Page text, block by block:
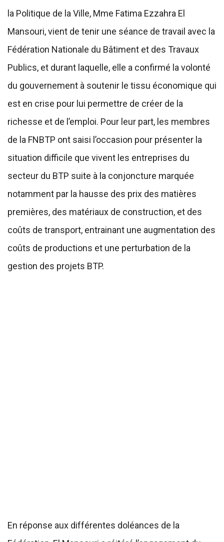
la Politique de la Ville, Mme Fatima Ezzahra El
Mansouri, vient de tenir une séance de travail avec la
Fédération Nationale du Bâtiment et des Travaux
Publics, et durant laquelle, elle a confirmé la volonté
du gouvernement à soutenir le tissu économique qui
est en crise pour lui permettre de créer de la
richesse et de l’emploi. Pour leur part, les membres
de la FNBTP ont saisi l’occasion pour présenter la
situation difficile que vivent les entreprises du
secteur du BTP suite à la conjoncture marquée
notamment par la hausse des prix des matières
premières, des matériaux de construction, et des
coûts de transport, entrainant une augmentation des
coûts de productions et une perturbation de la
gestion des projets BTP.
En réponse aux différentes doléances de la